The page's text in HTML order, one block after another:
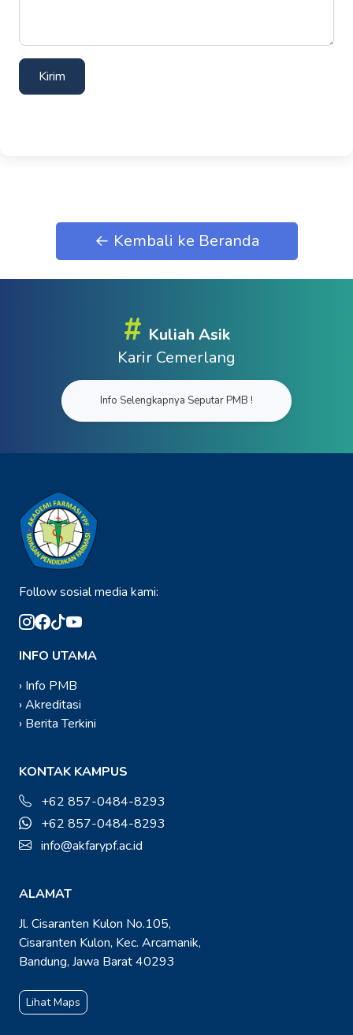
Kirim
← Kembali ke Beranda
# Kuliah Asik
Karir Cemerlang
Info Selengkapnya Seputar PMB !
Follow sosial media kami:
INFO UTAMA
› Info PMB
› Akreditasi
› Berita Terkini
KONTAK KAMPUS
+62 857-0484-8293
+62 857-0484-8293
info@akfarypf.ac.id
ALAMAT
Jl. Cisaranten Kulon No.105,
Cisaranten Kulon, Kec. Arcamanik,
Bandung, Jawa Barat 40293
Lihat Maps